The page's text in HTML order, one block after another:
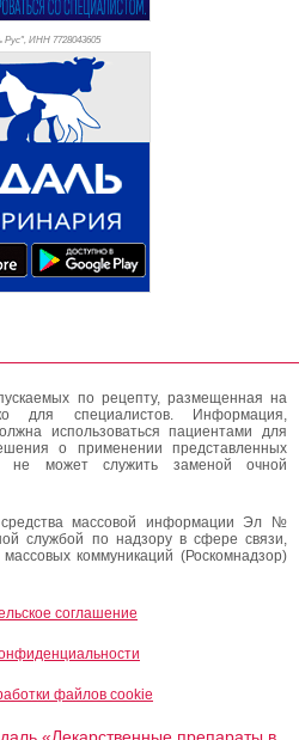
Рус", ИНН 7728043605
по рецепту, размещенная на
для специалистов. Информация,
использоваться пациентами для
о применении представленных
не может служить заменой очной
средства массовой информации Эл №
службой по надзору в сфере связи,
коммуникаций (Роскомнадзор)
соглашение
файлов cookie